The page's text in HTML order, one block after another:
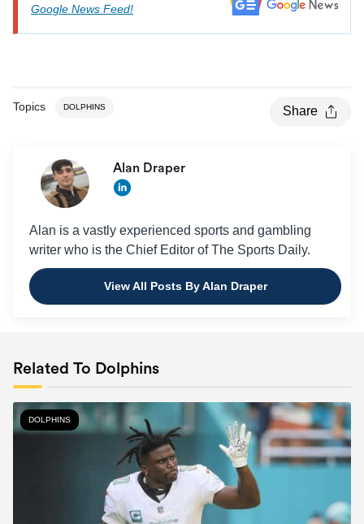
Google News Feed!
Topics DOLPHINS Share
Alan Draper
Alan is a vastly experienced sports and gambling
writer who is the Chief Editor of The Sports Daily.
View All Posts By Alan Draper
Related To Dolphins
DOLPHINS